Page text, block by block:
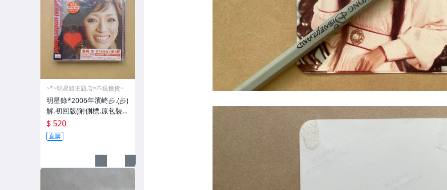
~*~明星錄主題店=不退換貨~
明星錄*2006年濱崎步.(步)
解.初回版(附側標.原包裝膠
膜貼紙.寫真集)二手CD(k38
6)
$ 520
直購